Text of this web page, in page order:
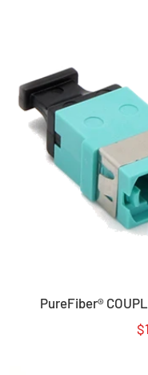
PureFiber®